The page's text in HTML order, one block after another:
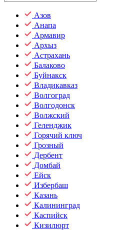
Азов
Анапа
Армавир
Архыз
Астрахань
Балаково
Буйнакск
Владикавказ
Волгоград
Волгодонск
Волжский
Геленджик
Горячий ключ
Грозный
Дербент
Домбай
Ейск
Избербаш
Казань
Калининград
Каспийск
Кизилюрт